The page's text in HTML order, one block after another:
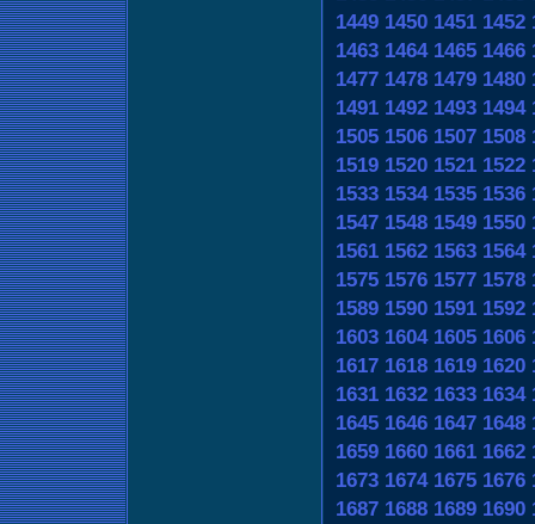
1449 1450 1451 1452
1463 1464 1465 1466
1477 1478 1479 1480
1491 1492 1493 1494
1505 1506 1507 1508
1519 1520 1521 1522
1533 1534 1535 1536
1547 1548 1549 1550
1561 1562 1563 1564
1575 1576 1577 1578
1589 1590 1591 1592
1603 1604 1605 1606
1617 1618 1619 1620
1631 1632 1633 1634
1645 1646 1647 1648
1659 1660 1661 1662
1673 1674 1675 1676
1687 1688 1689 1690